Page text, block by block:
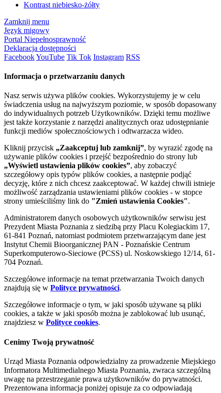
Kontrast niebiesko-żółty
Zamknij menu
Język migowy
Portal Niepełnosprawność
Deklaracja dostępności
FacebookYouTube Tik Tok Instagram RSS
Informacja o przetwarzaniu danych
Nasz serwis używa plików cookies. Wykorzystujemy je w celu
świadczenia usług na najwyższym poziomie, w sposób dopasowany
do indywidualnych potrzeb Użytkowników. Dzięki temu możliwe
jest także korzystanie z narzędzi analitycznych oraz udostępnianie
funkcji mediów społecznościowych i odtwarzacza wideo.
Kliknij przycisk „Zaakceptuj lub zamknij”, by wyrazić zgodę na
używanie plików cookies i przejść bezpośrednio do strony lub
„Wyświetl ustawienia plików cookies”, aby zobaczyć
szczegółowy opis typów plików cookies, a następnie podjąć
decyzję, które z nich chcesz zaakceptować. W każdej chwili istnieje
możliwość zarządzania ustawieniami plików cookies - w stopce
strony umieściliśmy link do "Zmień ustawienia Cookies".
Administratorem danych osobowych użytkowników serwisu jest
Prezydent Miasta Poznania z siedzibą przy Placu Kolegiackim 17,
61-841 Poznań, natomiast podmiotem przetwarzającym dane jest
Instytut Chemii Bioorganicznej PAN - Poznańskie Centrum
Superkomputerowo-Sieciowe (PCSS) ul. Noskowskiego 12/14, 61-
704 Poznań.
Szczegółowe informacje na temat przetwarzania Twoich danych
znajdują się w Polityce prywatności.
Szczegółowe informacje o tym, w jaki sposób używane są pliki
cookies, a także w jaki sposób można je zablokować lub usunąć,
znajdziesz w Polityce cookies.
Cenimy Twoją prywatność
Urząd Miasta Poznania odpowiedzialny za prowadzenie Miejskiego
Informatora Multimedialnego Miasta Poznania, zwraca szczególną
uwagę na przestrzeganie prawa użytkowników do prywatności.
Prezentowana informacja poniżej opisuje za co odpowiadają